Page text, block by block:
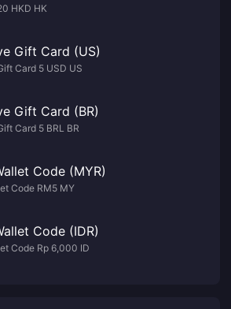
HKD HK
Gift Card (US)
Card 5 USD US
Gift Card (BR)
Card 5 BRL BR
Code (MYR)
Code RM5 MY
Code (IDR)
Code Rp 6,000 ID